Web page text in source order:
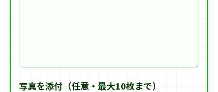
写真を添付（任意・最大10枚まで）